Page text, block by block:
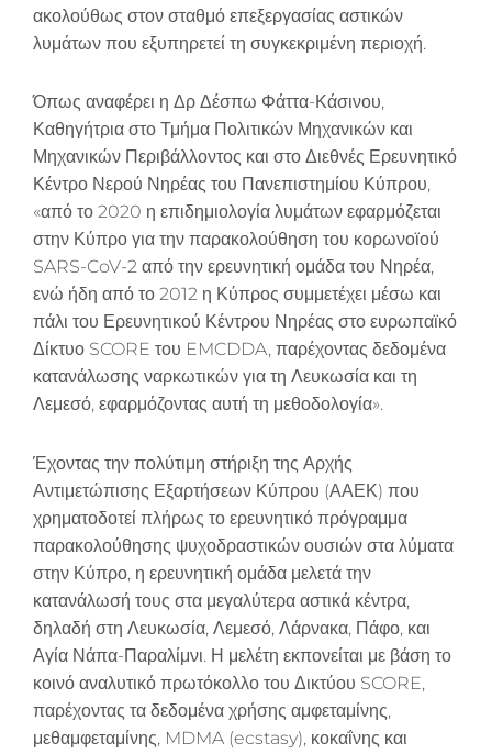
ακολούθως στον σταθμό επεξεργασίας αστικών
λυμάτων που εξυπηρετεί τη συγκεκριμένη περιοχή.
Όπως αναφέρει η Δρ Δέσπω Φάττα-Κάσινου,
Καθηγήτρια στο Τμήμα Πολιτικών Μηχανικών και
Μηχανικών Περιβάλλοντος και στο Διεθνές Ερευνητικό
Κέντρο Νερού Νηρέας του Πανεπιστημίου Κύπρου,
«από το 2020 η επιδημιολογία λυμάτων εφαρμόζεται
στην Κύπρο για την παρακολούθηση του κορωνοϊού
SARS-CoV-2 από την ερευνητική ομάδα του Νηρέα,
ενώ ήδη από το 2012 η Κύπρος συμμετέχει μέσω και
πάλι του Ερευνητικού Κέντρου Νηρέας στο ευρωπαϊκό
Δίκτυο SCORE του EMCDDA, παρέχοντας δεδομένα
κατανάλωσης ναρκωτικών για τη Λευκωσία και τη
Λεμεσό, εφαρμόζοντας αυτή τη μεθοδολογία».
Έχοντας την πολύτιμη στήριξη της Αρχής
Αντιμετώπισης Εξαρτήσεων Κύπρου (ΑΑΕΚ) που
χρηματοδοτεί πλήρως το ερευνητικό πρόγραμμα
παρακολούθησης ψυχοδραστικών ουσιών στα λύματα
στην Κύπρο, η ερευνητική ομάδα μελετά την
κατανάλωσή τους στα μεγαλύτερα αστικά κέντρα,
δηλαδή στη Λευκωσία, Λεμεσό, Λάρνακα, Πάφο, και
Αγία Νάπα-Παραλίμνι. Η μελέτη εκπονείται με βάση το
κοινό αναλυτικό πρωτόκολλο του Δικτύου SCORE,
παρέχοντας τα δεδομένα χρήσης αμφεταμίνης,
μεθαμφεταμίνης, MDMA (ecstasy), κοκαΐνης και